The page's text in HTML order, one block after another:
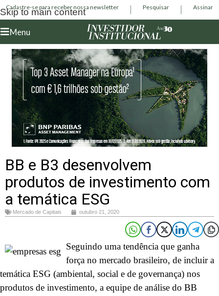
Skip to main content
Cadastre-se para receber nossa newsletter Pesquisar Assinar
Menu
BB e B3 desenvolvem
produtos de investimento com
a temática ESG
Mercado de Capitais outubro 21, 2020
Seguindo uma tendência que ganha
força no mercado brasileiro, de incluir a
temática ESG (ambiental, social e de governança) nos
produtos de investimento, a equipe de análise do BB